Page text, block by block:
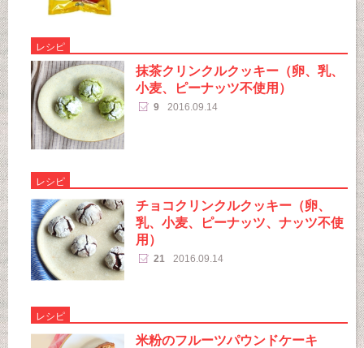
レシピ
抹茶クリンクルクッキー（卵、乳、
小麦、ピーナッツ不使用）
9 2016.09.14
レシピ
チョコクリンクルクッキー（卵、
乳、小麦、ピーナッツ、ナッツ不使
用）
21 2016.09.14
レシピ
米粉のフルーツパウンドケーキ